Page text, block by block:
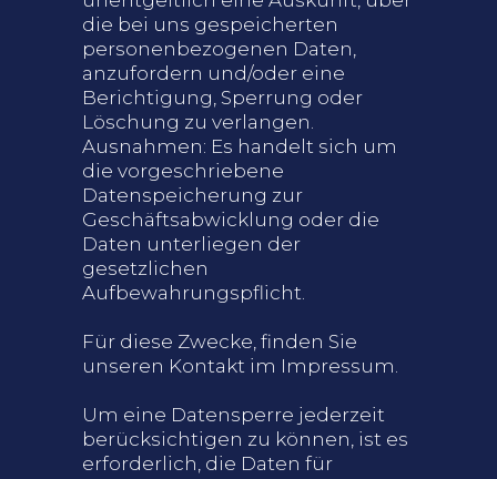
die bei uns gespeicherten
personenbezogenen Daten,
anzufordern und/oder eine
Berichtigung, Sperrung oder
Löschung zu verlangen.
Ausnahmen: Es handelt sich um
die vorgeschriebene
Datenspeicherung zur
Geschäftsabwicklung oder die
Daten unterliegen der
gesetzlichen
Aufbewahrungspflicht.
Für diese Zwecke, finden Sie
unseren Kontakt im Impressum.
Um eine Datensperre jederzeit
berücksichtigen zu können, ist es
erforderlich, die Daten für